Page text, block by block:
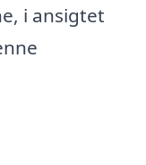
i ansigtet